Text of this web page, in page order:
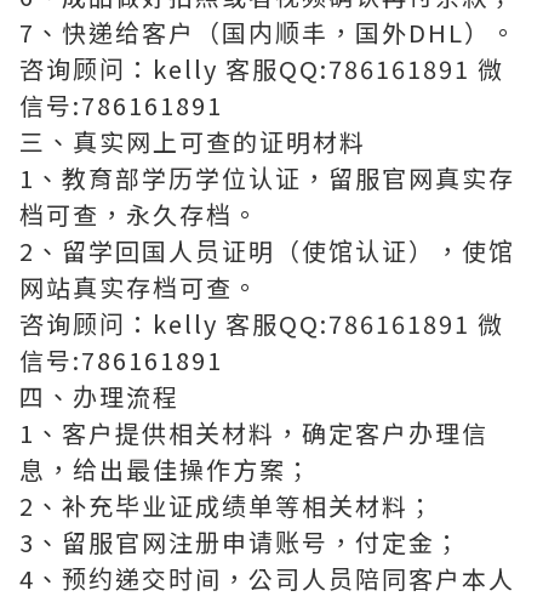
7、快递给客户（国内顺丰，国外DHL）。
咨询顾问：kelly 客服QQ:786161891 微
信号:786161891
三、真实网上可查的证明材料
1、教育部学历学位认证，留服官网真实存
档可查，永久存档。
2、留学回国人员证明（使馆认证），使馆
网站真实存档可查。
咨询顾问：kelly 客服QQ:786161891 微
信号:786161891
四、办理流程
1、客户提供相关材料，确定客户办理信
息，给出最佳操作方案；
2、补充毕业证成绩单等相关材料；
3、留服官网注册申请账号，付定金；
4、预约递交时间，公司人员陪同客户本人